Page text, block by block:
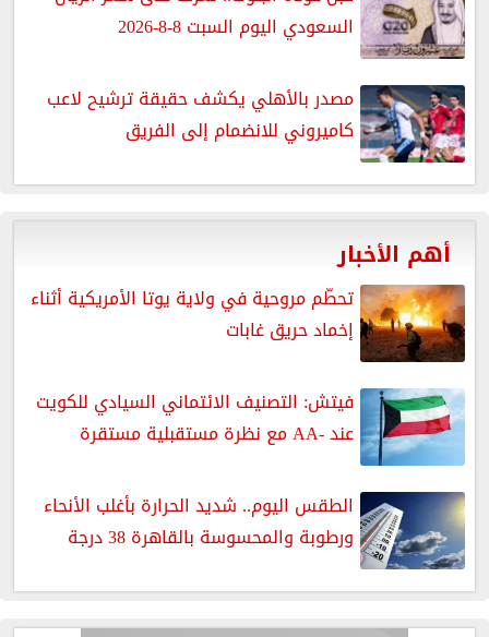
السعودي اليوم السبت 8-8-2026
مصدر بالأهلي يكشف حقيقة ترشيح لاعب
كاميروني للانضمام إلى الفريق
أهم الأخبار
تحطّم مروحية في ولاية يوتا الأمريكية أثناء
إخماد حريق غابات
فيتش: التصنيف الائتماني السيادي للكويت
عند -AA مع نظرة مستقبلية مستقرة
الطقس اليوم.. شديد الحرارة بأغلب الأنحاء
ورطوبة والمحسوسة بالقاهرة 38 درجة